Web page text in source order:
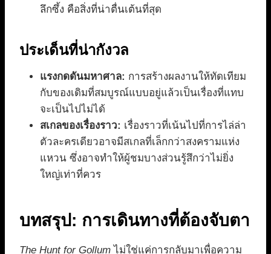
ลึกซึ้ง คือสิ่งที่น่าตื่นเต้นที่สุด
ประเด็นที่น่ากังวล
แรงกดดันมหาศาล: การสร้างผลงานให้ทัดเทียม
กับของเดิมที่สมบูรณ์แบบอยู่แล้วเป็นเรื่องที่แทบ
จะเป็นไปไม่ได้
สเกลของเรื่องราว: เรื่องราวที่เน้นไปที่การไล่ล่า
ตัวละครเดียวอาจมีสเกลที่เล็กกว่าสงครามแห่ง
แหวน ซึ่งอาจทำให้ผู้ชมบางส่วนรู้สึกว่าไม่ยิ่ง
ใหญ่เท่าที่ควร
บทสรุป: การเดินทางที่ต้องจับตา
The Hunt for Gollum ไม่ใช่แค่การกลับมาเพื่อความ